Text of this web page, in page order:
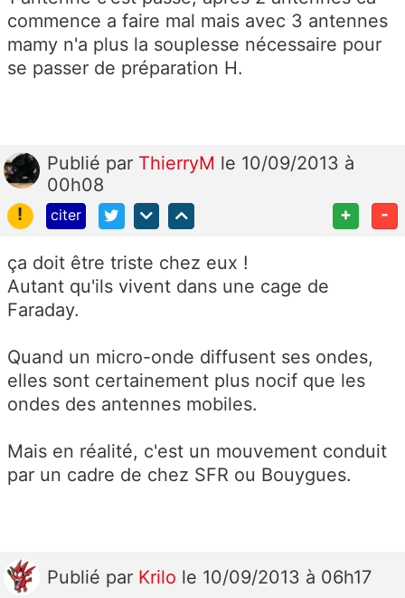
commence a faire mal mais avec 3 antennes
mamy n'a plus la souplesse nécessaire pour
se passer de préparation H.
Publié par ThierryM le 10/09/2013 à
00h08
!
citer + -
ça doit être triste chez eux !
Autant qu'ils vivent dans une cage de
Faraday.
Quand un micro-onde diffusent ses ondes,
elles sont certainement plus nocif que les
ondes des antennes mobiles.
Mais en réalité, c'est un mouvement conduit
par un cadre de chez SFR ou Bouygues.
Publié par Krilo le 10/09/2013 à 06h17